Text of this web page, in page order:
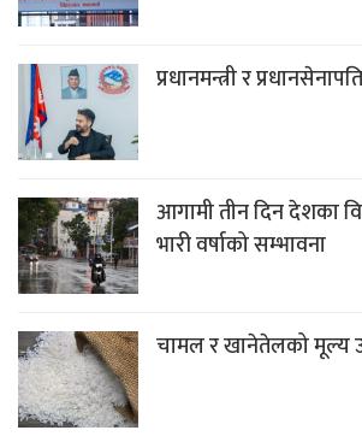
प्रधानमन्त्री र
आगामी तीन दिन देशका
भारी वर्षाको सम्भावना
चामल र खानेतेलको मूल्य